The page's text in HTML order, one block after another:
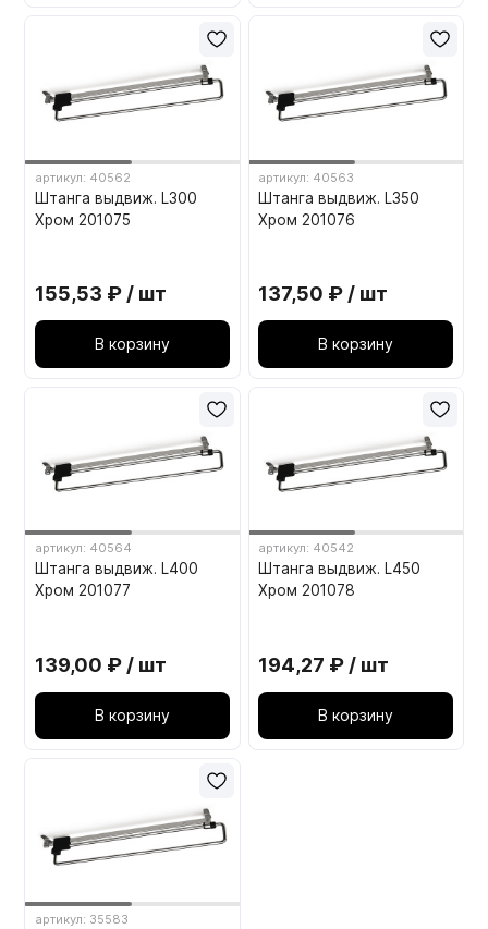
артикул: 40562
Штанга выдвиж. L300
Хром 201075
155,53 ₽ / шт
В корзину
артикул: 40563
Штанга выдвиж. L350
Хром 201076
137,50 ₽ / шт
В корзину
артикул: 40564
Штанга выдвиж. L400
Хром 201077
139,00 ₽ / шт
В корзину
артикул: 40542
Штанга выдвиж. L450
Хром 201078
194,27 ₽ / шт
В корзину
артикул: 35583